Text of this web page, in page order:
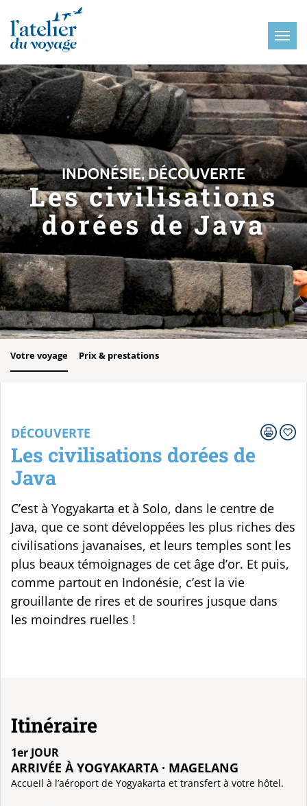
INDONÉSIE, DÉCOUVERTE
Les civilisations
dorées de Java
Votre voyage Prix & prestations
DÉCOUVERTE
Les civilisations dorées de
Java
C’est à Yogyakarta et à Solo, dans le centre de
Java, que ce sont développées les plus riches des
civilisations javanaises, et leurs temples sont les
plus beaux témoignages de cet âge d’or. Et puis,
comme partout en Indonésie, c’est la vie
grouillante de rires et de sourires jusque dans
les moindres ruelles !
Itinéraire
1er JOUR
ARRIVÉE À YOGYAKARTA · MAGELANG
Accueil à l’aéroport de Yogyakarta et transfert à votre hôtel.
Panneau de gestion des cookies